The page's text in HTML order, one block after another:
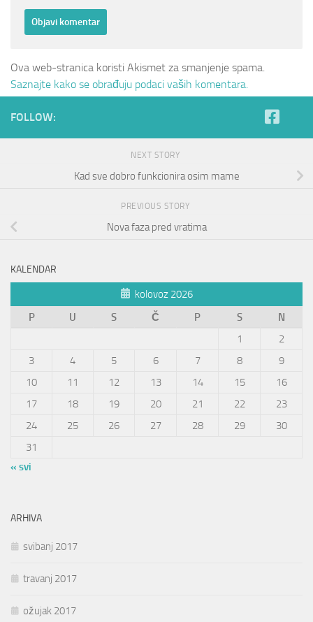
Ova web-stranica koristi Akismet za smanjenje spama.
Saznajte kako se obrađuju podaci vaših komentara.
FOLLOW:
NEXT STORY
Kad sve dobro funkcionira osim mame
PREVIOUS STORY
Nova faza pred vratima
KALENDAR
kolovoz 2026
P
U S Č P S
N
1
2
3
4 5 6 7 8
9
10
11 12 13 14 15
16
17
18 19 20 21 22
23
24
25 26 27 28 29
30
31
« svi
ARHIVA
svibanj 2017
travanj 2017
ožujak 2017